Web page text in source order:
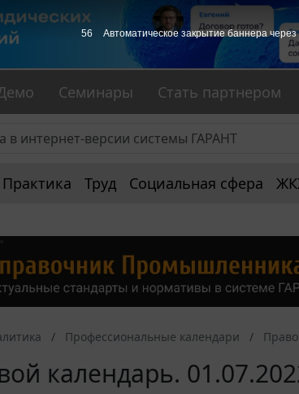
Семинары Стать партнером
Практика Труд Социальная сфера
Профессиональные календари
календарь.
55 Автоматическое закрытие баннера через